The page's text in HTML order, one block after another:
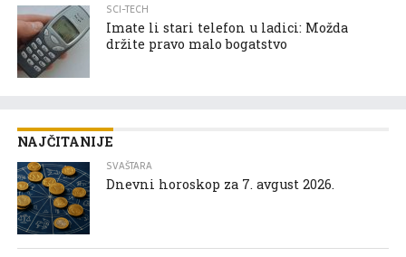
SCI-TECH
Imate li stari telefon u ladici: Možda
držite pravo malo bogatstvo
NAJČITANIJE
SVAŠTARA
Dnevni horoskop za 7. avgust 2026.